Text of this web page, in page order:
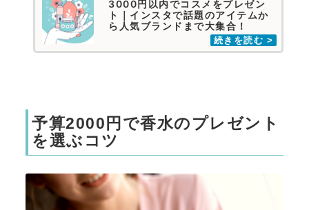
3000円以内でコスメをプレゼン
ト｜インスタで話題のアイテムか
ら人気ブランドまで大集合！
予算2000円で香水のプレゼント
を選ぶコツ